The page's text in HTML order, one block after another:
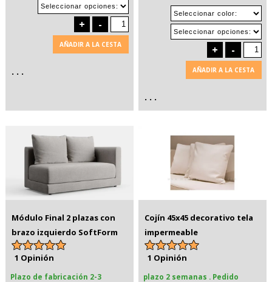
+ -
AÑADIR A LA CESTA
. . .
+ -
AÑADIR A LA CESTA
. . .
Módulo Final 2 plazas con
brazo izquierdo SoftForm
1 Opinión
Plazo de fabricación 2-3
Cojín 45x45 decorativo tela
impermeable
1 Opinión
plazo 2 semanas . Pedido